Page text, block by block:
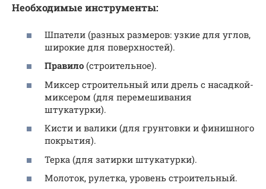
Необходимые инструменты:
Шпатели (разных размеров: узкие для углов,
широкие для поверхностей).
Правило (строительное).
Миксер строительный или дрель с насадкой-
миксером (для перемешивания
штукатурки).
Кисти и валики (для грунтовки и финишного
покрытия).
Терка (для затирки штукатурки).
Молоток, рулетка, уровень строительный.